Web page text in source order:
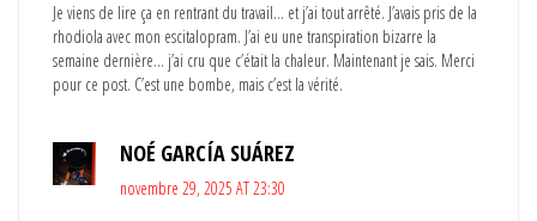
Je viens de lire ça en rentrant du travail… et j’ai tout arrêté. J’avais pris de la
rhodiola avec mon escitalopram. J’ai eu une transpiration bizarre la
semaine dernière… j’ai cru que c’était la chaleur. Maintenant je sais. Merci
pour ce post. C’est une bombe, mais c’est la vérité.
NOÉ GARCÍA SUÁREZ
novembre 29, 2025 AT 23:30